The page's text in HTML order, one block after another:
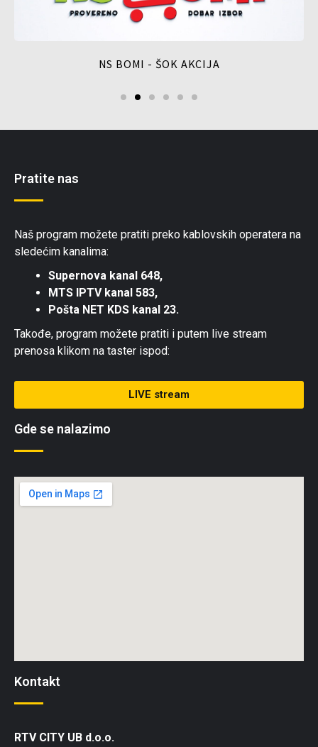
NS BOMI - ŠOK AKCIJA
Pratite nas
Naš program možete pratiti preko kablovskih operatera na
sledećim kanalima:
Supernova kanal 648,
MTS IPTV kanal 583,
Pošta NET KDS kanal 23.
Takođe, program možete pratiti i putem live stream
prenosa klikom na taster ispod:
LIVE stream
Gde se nalazimo
Kontakt
RTV CITY UB d.o.o.